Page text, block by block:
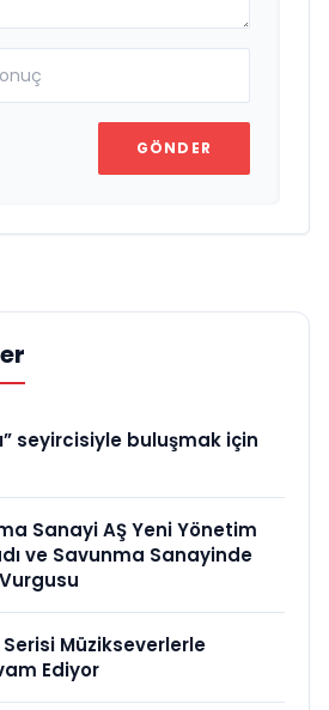
GÖNDER
seyircisiyle buluşmak için
Sanayi AŞ Yeni Yönetim
ve Savunma Sanayinde
Müzikseverlerle
Ediyor